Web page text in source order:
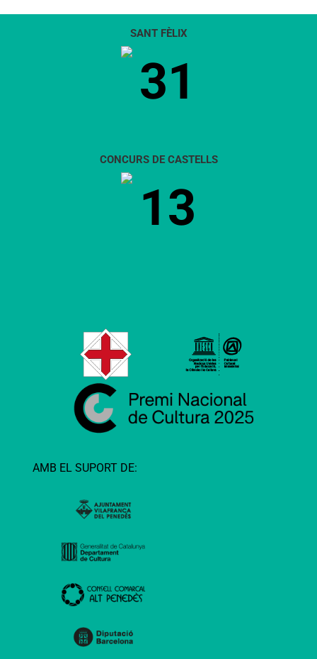
SANT FÈLIX
31
CONCURS DE CASTELLS
13
AMB EL SUPORT DE: